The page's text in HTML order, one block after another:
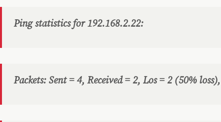
Ping statistics for 192.168.2.22:
Packets: Sent = 4, Received = 2, Los = 2 (50% loss),